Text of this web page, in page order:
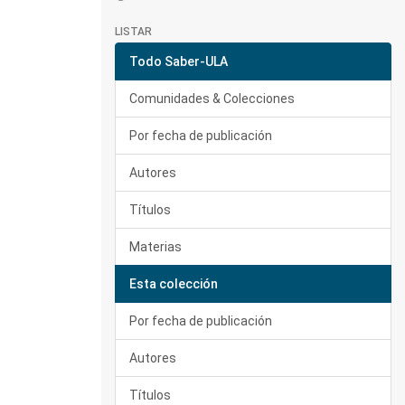
LISTAR
Todo Saber-ULA
Comunidades & Colecciones
Por fecha de publicación
Autores
Títulos
Materias
Esta colección
Por fecha de publicación
Autores
Títulos